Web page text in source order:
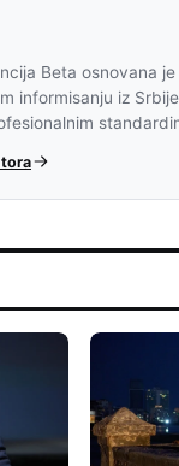
Beta osnovana
informisanju iz